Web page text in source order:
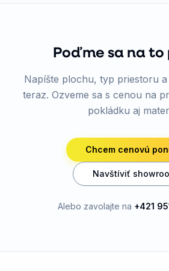
Poďme sa na
Napíšte plochu, typ priestoru
teraz. Ozveme sa s cenou na
pokládku aj
Chcem cenovú
Navštíviť
Alebo zavolajte na +421